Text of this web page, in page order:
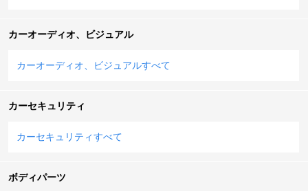
カーオーディオ、ビジュアル
カーオーディオ、ビジュアルすべて
カーセキュリティ
カーセキュリティすべて
ボディパーツ